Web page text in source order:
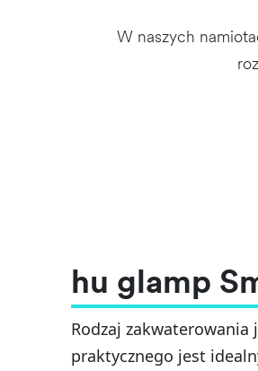
W naszych
hu glamp
Rodzaj
praktycznego jest